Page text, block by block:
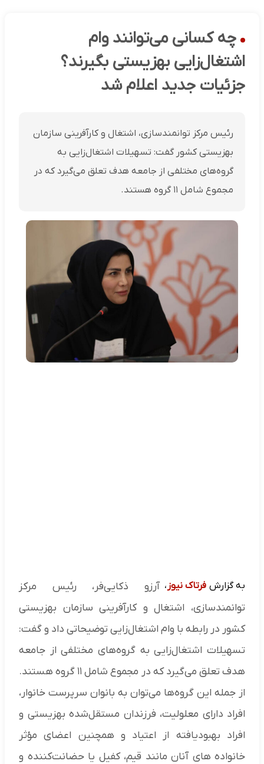
چه کسانی می‌توانند وام
اشتغال‌زایی بهزیستی بگیرند؟
جزئیات جدید اعلام شد
رئیس مرکز توانمندسازی، اشتغال و کارآفرینی سازمان
بهزیستی کشور گفت: تسهیلات اشتغال‌زایی به
گروه‌های مختلفی از جامعه هدف تعلق می‌گیرد که در
مجموع شامل ۱۱ گروه هستند.
به گزارش فرتاک نیوز ، آرزو ذکایی‌فر، رئیس مرکز
توانمندسازی، اشتغال و کارآفرینی سازمان بهزیستی
کشور در رابطه با وام اشتغال‌زایی توضیحاتی داد و گفت:
تسهیلات اشتغال‌زایی به گروه‌های مختلفی از جامعه
هدف تعلق می‌گیرد که در مجموع شامل ۱۱ گروه هستند.
از جمله این گروه‌ها می‌توان به بانوان سرپرست خانوار،
افراد دارای معلولیت، فرزندان مستقل‌شده بهزیستی و
افراد بهبودیافته از اعتیاد و همچنین اعضای مؤثر
خانواده های آنان مانند قیم، کفیل یا حضانت‌کننده و